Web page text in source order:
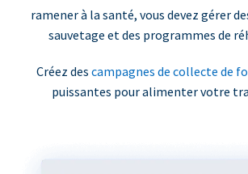
ramener à la santé, vous devez gérer
sauvetage et des programmes de
Créez des campagnes de collecte de
puissantes pour alimenter votre